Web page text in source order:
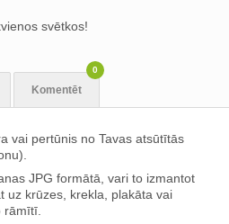
svētkos!
Komentēt
0
vai pertūnis no Tavas atsūtītās
JPG formātā, vari to izmantot
uz krūzes, krekla, plakāta vai
rāmītī.